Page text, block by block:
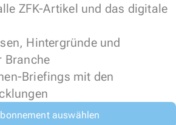
ZFK-Artikel und das digitale
Hintergründe und
Branche
Briefings mit den
auswählen